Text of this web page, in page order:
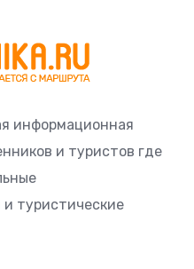
информационная
и туристов где
туристические